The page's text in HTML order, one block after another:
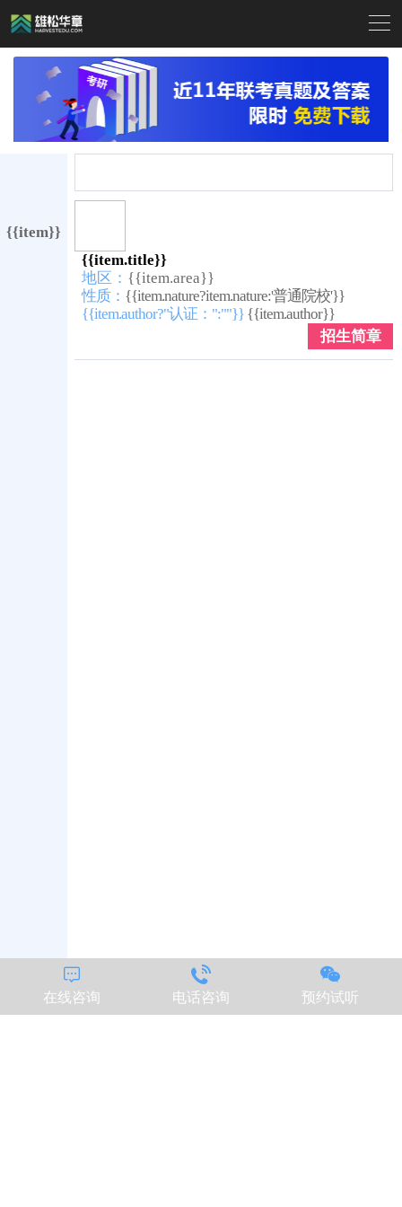

{{item}}
{{item.title}}
地区： {{item.area}}
性质： {{item.nature?item.nature:'普通院校'}}
{{item.author?"认证：":""}} {{item.author}}
招生简章

在线咨询

电话咨询

预约试听